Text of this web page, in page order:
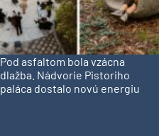
Pod asfaltom bola vzácna
dlažba. Nádvorie Pistoriho
paláca dostalo novú energiu